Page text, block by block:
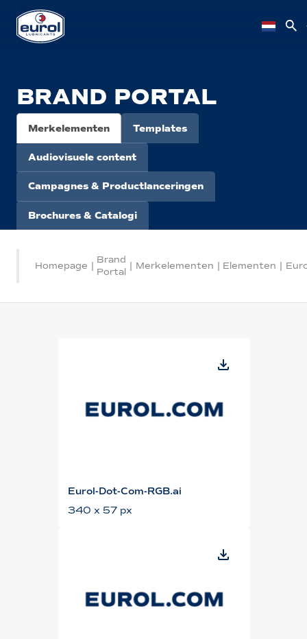
BRAND PORTAL
Merkelementen Templates
Audiovisuele content
Campagnes & Productlanceringen
Brochures & Catalogi
Homepage |
Brand
Portal
| Merkelementen | Elementen |
Eurol-Dot-Com-RGB.ai
340 x 57 px